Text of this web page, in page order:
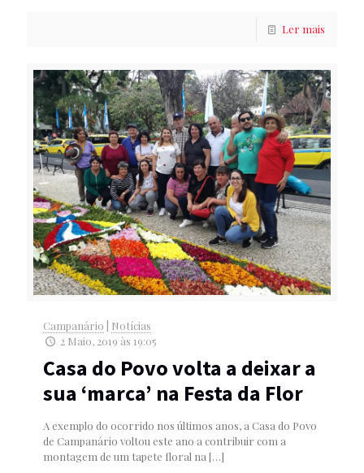
Ler mais
Campanário
Notícias
2 Maio, 2019 às 19:05
Casa do Povo volta a deixar a
sua ‘marca’ na Festa da Flor
A exemplo do ocorrido nos últimos anos, a Casa do Povo
de Campanário voltou este ano a contribuir com a
montagem de um tapete floral na […]